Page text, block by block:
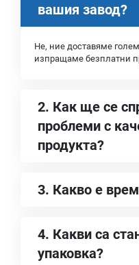
вашия завод?
Не, ние доставяме
изпращаме безплатни
2. Как ще се
проблеми с
продукта?
3. Какво е
4. Какви са
упаковка?